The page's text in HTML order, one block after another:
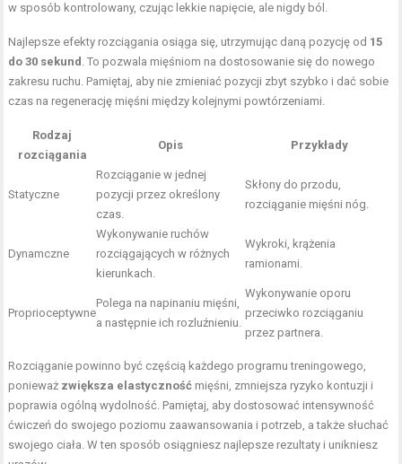
w sposób kontrolowany, czując lekkie napięcie, ale nigdy ból.
Najlepsze efekty rozciągania osiąga się, utrzymując daną pozycję od 15
do 30 sekund . To pozwala mięśniom na dostosowanie się do nowego
zakresu ruchu. Pamiętaj, aby nie zmieniać pozycji zbyt szybko i dać sobie
czas na regenerację mięśni między kolejnymi powtórzeniami.
Rodzaj
rozciągania
Opis Przykłady
Statyczne
Rozciąganie w jednej
pozycji przez określony
czas.
Skłony do przodu,
rozciąganie mięśni nóg.
Dynamczne
Wykonywanie ruchów
rozciągających w różnych
kierunkach.
Wykroki, krążenia
ramionami.
Proprioceptywne
Polega na napinaniu mięśni,
a następnie ich rozluźnieniu.
Wykonywanie oporu
przeciwko rozciąganiu
przez partnera.
Rozciąganie powinno być częścią każdego programu treningowego,
ponieważ zwiększa elastyczność mięśni, zmniejsza ryzyko kontuzji i
poprawia ogólną wydolność. Pamiętaj, aby dostosować intensywność
ćwiczeń do swojego poziomu zaawansowania i potrzeb, a także słuchać
swojego ciała. W ten sposób osiągniesz najlepsze rezultaty i unikniesz